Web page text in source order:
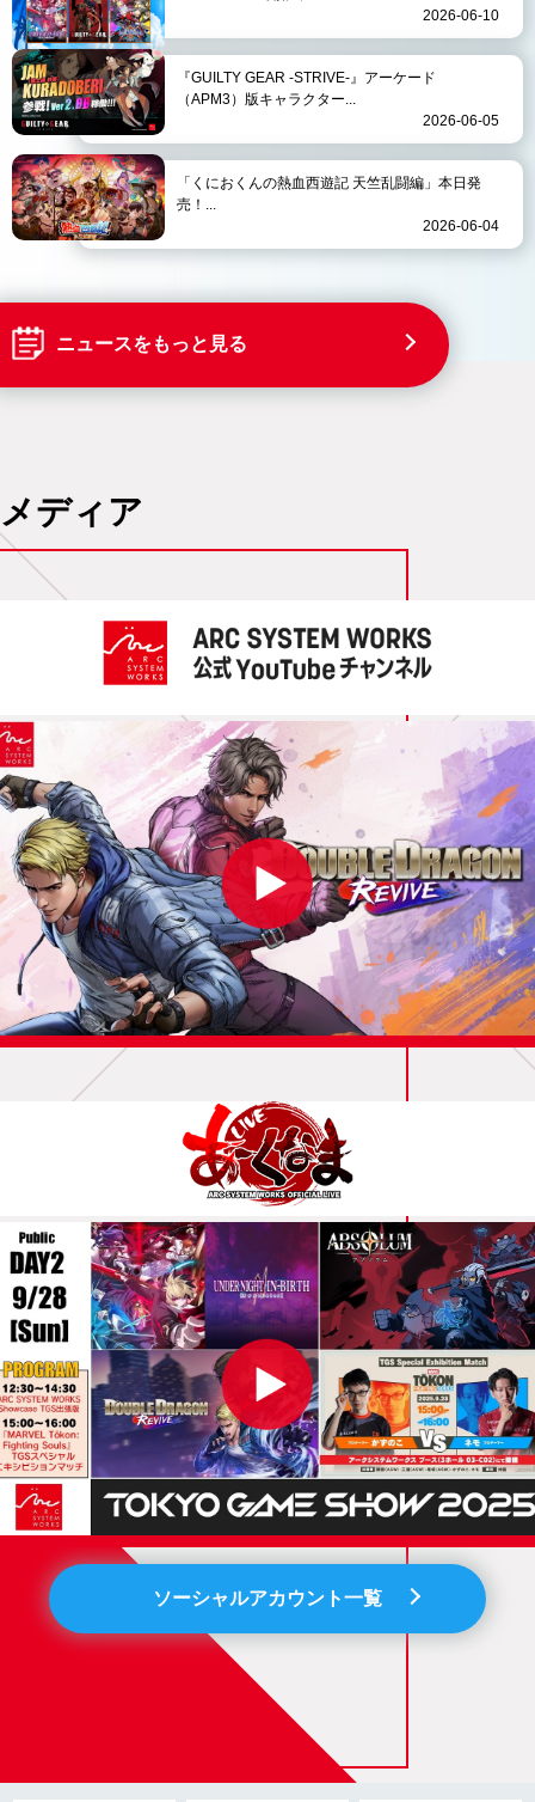
2026-06-10
『GUILTY GEAR -STRIVE-』アーケード
（APM3）版キャラクター...
2026-06-05
「くにおくんの熱血西遊記 天竺乱闘編」本日発
売！...
2026-06-04
ニュースをもっと見る
メディア
ソーシャルアカウント一覧